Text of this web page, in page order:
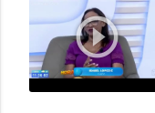
play_circle_outline